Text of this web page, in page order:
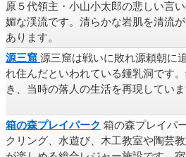
原５代領主・小山小太郎の悲しい言
媚な渓流です。清らかな岩肌を清流
あります。
源三窟 源三窟は戦いに敗れ源頼朝に
れ住んだといわれている鍾乳洞です
き、当時の落人の生活を再現していま
箱の森プレイパーク 箱の森プレイパ
クリング、水遊び、木工教室や陶芸